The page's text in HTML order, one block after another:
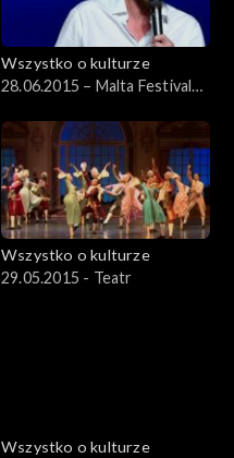
Wszystko o kulturze
28.06.2015 – Malta Festival
Wszystko o kulturze
29.05.2015 - Teatr
Wszystko o kulturze